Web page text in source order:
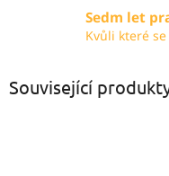
Sedm let
Kvůli které
Související